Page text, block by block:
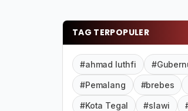
TAG TERPOPULER
#ahmad luthfi
#Pemalang #brebes
#Kota Tegal #slawi